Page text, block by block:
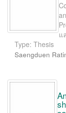
แ
Type: Thesis
Saengduen